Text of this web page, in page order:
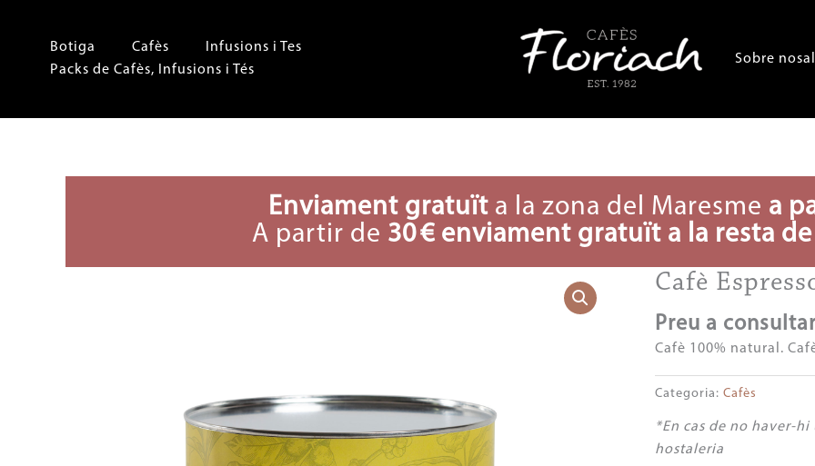
contingut
Botiga Cafès
Infusions i Tes
Packs de Cafès, Infusions i Tés
Sobre
Enviament gratuït a la zona del Maresme a
A partir de 30 € enviament gratuït a la resta
Cafè
Preu a
Cafè 100% natural.
Categoria: Cafès
*En cas de no haver-
hostaleria